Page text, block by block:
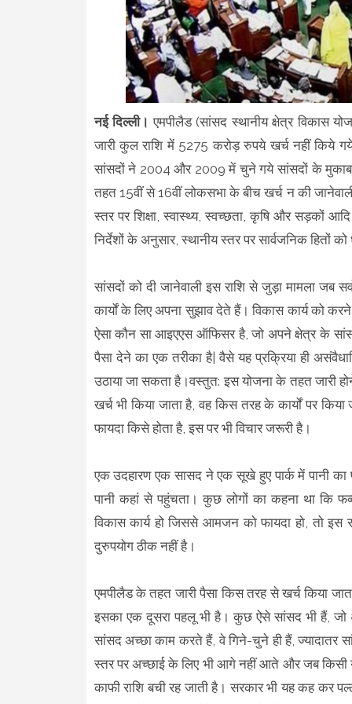
नई दिल्ली। एमपीलैड (सांसद स्थानीय क्षेत्र विकास
जारी कुल राशि में 5275 करोड़ रुपये खर्च नहीं
सांसदों ने 2004 और 2009 में चुने गये सांसदों के
तहत 15वीं से 16वीं लोकसभा के बीच खर्च न की
स्तर पर शिक्षा, स्वास्थ्य, स्वच्छता, कृषि और सड़कों
निर्देशों के अनुसार, स्थानीय स्तर पर सार्वजनिक हितों
सांसदों को दी जानेवाली इस राशि से जुड़ा मामला जब
कार्यों के लिए अपना सुझाव देते हैं। विकास कार्य को करने
ऐसा कौन सा आइएएस ऑफिसर है, जो अपने क्षेत्र के
पैसा देने का एक तरीका है| वैसे यह प्रक्रिया ही
उठाया जा सकता है।वस्तुत: इस योजना के तहत जारी
खर्च भी किया जाता है, वह किस तरह के कार्यों पर
फायदा किसे होता है, इस पर भी विचार जरूरी है।
एक उदहारण एक सासद ने एक सूखे हुए पार्क में पानी का
पानी कहां से पहुंचता। कुछ लोगों का कहना था कि
विकास कार्य हो जिससे आमजन को फायदा हो, तो इस
दुरुपयोग ठीक नहीं है।
एमपीलैड के तहत जारी पैसा किस तरह से खर्च किया
इसका एक दूसरा पहलू भी है। कुछ ऐसे सांसद भी हैं, जो
सांसद अच्छा काम करते हैं, वे गिने-चुने ही हैं, ज्यादातर
स्तर पर अच्छाई के लिए भी आगे नहीं आते और जब किसी
काफी राशि बची रह जाती है। सरकार भी यह कह कर